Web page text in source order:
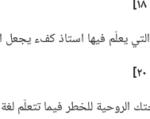
يعلّم فيها استاذ كفء يجعل
للخطر فيما تتعلّم لغة